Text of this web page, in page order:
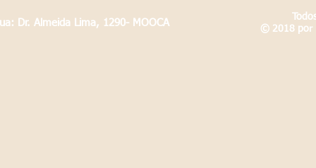
Dr. Almeida Lima, 1290- MOOCA
© 2018 por